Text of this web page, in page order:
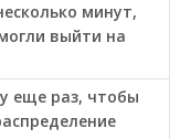
минут,
выйти на
еще раз, чтобы